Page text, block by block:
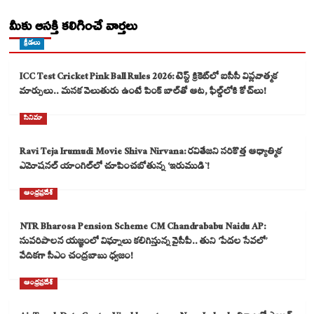
మీకు ఆసక్తి కలిగించే వార్తలు
క్రీడలు
ICC Test Cricket Pink Ball Rules 2026: టెస్ట్ క్రికెట్‌లో ఐసీసీ విప్లవాత్మక
మార్పులు.. మసక వెలుతురు ఉంటే పింక్ బాల్‌తో ఆట, ఫీల్డ్‌లోకి కోచ్‌లు!
సినిమా
Ravi Teja Irumudi Movie Shiva Nirvana: రవితేజని సరికొత్త ఆధ్యాత్మిక
ఎమోషనల్ యాంగిల్‌లో చూపించబోతున్న ‘ఇరుముడి`!
ఆంధ్రప్రదేశ్
NTR Bharosa Pension Scheme CM Chandrababu Naidu AP:
సుపరిపాలన యజ్ఞంలో విఘ్నాలు కలిగిస్తున్న వైసీపీ.. తుని ‘పేదల సేవలో’
వేదికగా సీఎం చంద్రబాబు ధ్వజం!
ఆంధ్రప్రదేశ్